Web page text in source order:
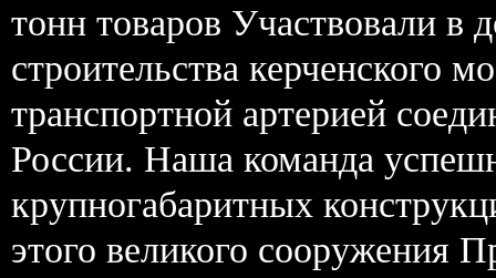
тонн товаров Участвовали в
строительства керченского
транспортной артерией
России. Наша команда
крупногабаритных
этого великого сооружения